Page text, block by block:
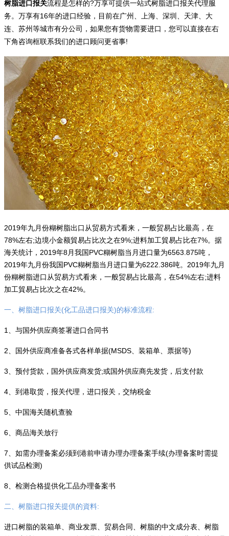
树脂进口报关流程是怎样的?万享可提供一站式树脂进口报关代理服
务。万享有16年的进口经验，目前在广州、上海、深圳、天津、大
连、苏州等城市有分公司，如果您有货物需要进口，您可以直接在右
下角咨询框联系我们的进口顾问更省事!
2019年九月份糊树脂出口从贸易方式看来，一般贸易占比最高，在
78%左右;边境小金额貿易占比次之在9%;进料加工貿易占比在7%。据
海关统计，2019年8月我国PVC糊树脂当月进口量为6563.875吨，
2019年九月份我国PVC糊树脂当月进口量为6222.386吨。2019年九月
份糊树脂进口从贸易方式看来，一般贸易占比最高，在54%左右;进料
加工貿易占比次之在42%。
一、树脂进口报关(化工品进口报关)的标准流程:
1、与国外供应商签署进口合同书
2、国外供应商准备各式各样单据(MSDS、装箱单、票据等)
3、预付货款，国外供应商发货;或国外供应商先发货，后支付款
4、到港取货，报关代理，进口报关，交纳税金
5、中国海关随机查验
6、商品海关放行
7、如需办理备案必须到港前申请办理办理备案手续(办理备案时需提
供试品检测)
8、检测合格提供化工品办理备案书
二、树脂进口报关提供的資料:
进口树脂的装箱单、商业发票、贸易合同、树脂的中文成分表、树脂